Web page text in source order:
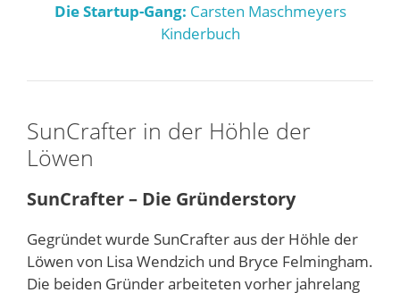
Die Startup-Gang: Carsten Maschmeyers
Kinderbuch
SunCrafter in der Höhle der
Löwen
SunCrafter – Die Gründerstory
Gegründet wurde SunCrafter aus der Höhle der
Löwen von Lisa Wendzich und Bryce Felmingham.
Die beiden Gründer arbeiteten vorher jahrelang